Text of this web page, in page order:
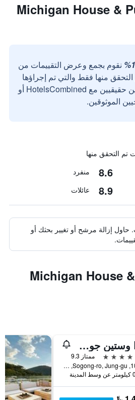
نقوم بجمع وعرض التقييمات من
منها فقط والتي تم إجراؤها
بواسطة مستخدمين حقيقيين مع HotelsCombined أو
الموثوقين.
8.6 منفرد
8.9 عائلات
حاول إزالة مرشح أو تغيير بحثك أو
فنادق مشابهة لـ Michigan House &
ذا وستين جوسون سول
ممتاز 9.3
106, Sogong-ro, Jung-gu, سيول, كوريا الجنوبية